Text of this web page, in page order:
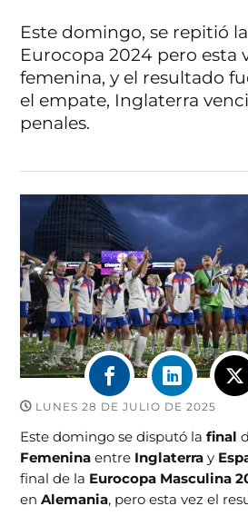
Este domingo, se repitió
Eurocopa 2024 pero esta
femenina, y el resultado
el empate, Inglaterra
penales.
LUNES 28 DE JULIO DE 2025
Este domingo se disputó lafinal
Femenina entre Inglaterra y
final de la Eurocopa Masculina
enAlemania, pero esta vez el